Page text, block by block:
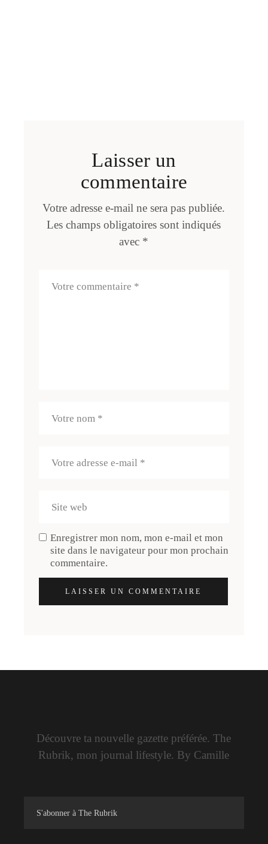
Laisser un
commentaire
Votre adresse e-mail ne sera pas publiée.
Les champs obligatoires sont indiqués
avec *
Enregistrer mon nom, mon e-mail et mon
site dans le navigateur pour mon prochain
commentaire.
LAISSER UN COMMENTAIRE
Découvre ta nouvelle gazette préférée. The
Rubrik, mon journal lifestyle. By Camille